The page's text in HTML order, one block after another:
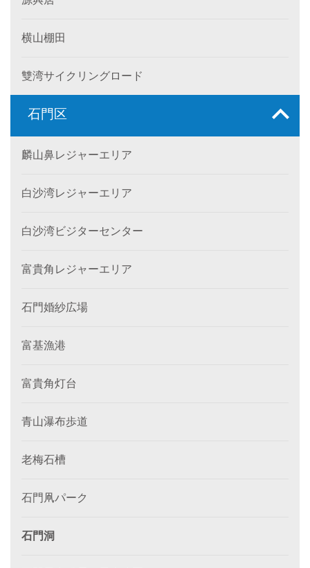
横山棚田
雙湾サイクリングロード
石門区
麟山鼻レジャーエリア
白沙湾レジャーエリア
白沙湾ビジターセンター
富貴角レジャーエリア
石門婚紗広場
富基漁港
富貴角灯台
青山瀑布歩道
老梅石槽
石門凧パーク
石門洞